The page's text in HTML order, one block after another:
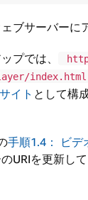
ブサーバーに
プでは、
index.html
イト として構
手順1.4： ビデ
URIを更新して